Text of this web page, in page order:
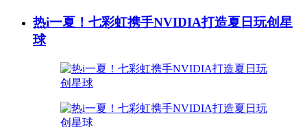
热i一夏！七彩虹携手NVIDIA打造夏日玩创星
球